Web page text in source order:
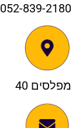
052-839-2180
מפלסים 40